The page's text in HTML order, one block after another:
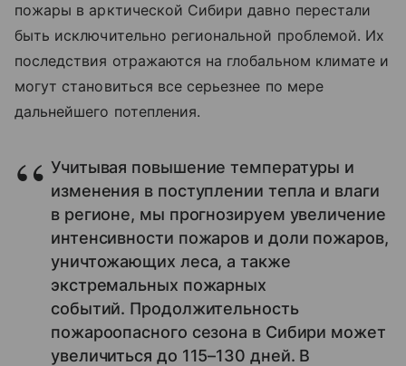
пожары в арктической Сибири давно перестали
быть исключительно региональной проблемой. Их
последствия отражаются на глобальном климате и
могут становиться все серьезнее по мере
дальнейшего потепления.
Учитывая повышение температуры и
изменения в поступлении тепла и влаги
в регионе, мы прогнозируем увеличение
интенсивности пожаров и доли пожаров,
уничтожающих леса, а также
экстремальных пожарных
событий. Продолжительность
пожароопасного сезона в Сибири может
увеличиться до 115–130 дней. В